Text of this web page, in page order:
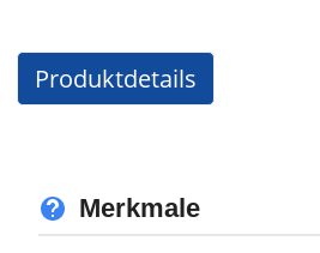
Produktdetails
Merkmale